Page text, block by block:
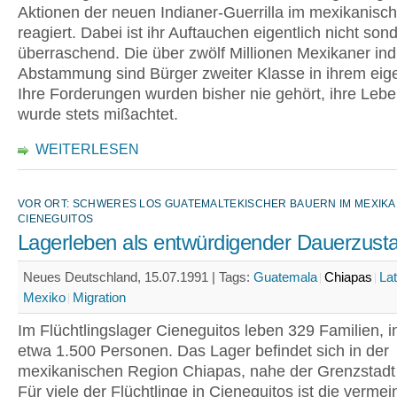
Aktionen der neuen Indianer-Guerrilla im
reagiert. Dabei ist ihr Auftauchen eigentlich nicht
überraschend. Die über zwölf Millionen Mexikaner
Abstammung sind Bürger zweiter Klasse in ihrem
Ihre Forderungen wurden bisher nie gehört, ihre
wurde stets mißachtet.
WEITERLESEN
VOR ORT: SCHWERES LOS GUATEMALTEKISCHER BAUERN IM
CIENEGUITOS
Lagerleben als entwürdigender
Neues Deutschland, 15.07.1991 | Tags: Guatemala Chiapas
Mexiko Migration
Im Flüchtlingslager Cieneguitos leben 329 Familien,
etwa 1.500 Personen. Das Lager befindet sich in der
mexikanischen Region Chiapas, nahe der
Für viele der Flüchtlinge in Cieneguitos ist die